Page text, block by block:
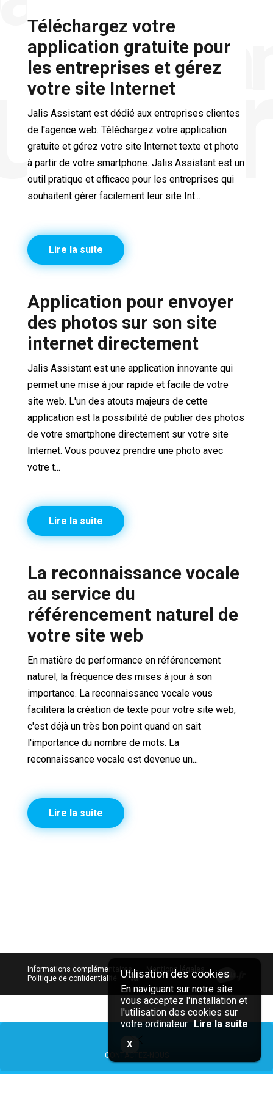
Téléchargez votre
application gratuite pour
les entreprises et gérez
votre site Internet
Jalis Assistant est dédié aux entreprises clientes
de l'agence web. Téléchargez votre application
gratuite et gérez votre site Internet texte et photo
à partir de votre smartphone. Jalis Assistant est un
outil pratique et efficace pour les entreprises qui
souhaitent gérer facilement leur site Int...
Lire la suite
Application pour envoyer
des photos sur son site
internet directement
Jalis Assistant est une application innovante qui
permet une mise à jour rapide et facile de votre
site web. L'un des atouts majeurs de cette
application est la possibilité de publier des photos
de votre smartphone directement sur votre site
Internet. Vous pouvez prendre une photo avec
votre t...
Lire la suite
La reconnaissance vocale
au service du
référencement naturel de
votre site web
En matière de performance en référencement
naturel, la fréquence des mises à jour à son
importance. La reconnaissance vocale vous
facilitera la création de texte pour votre site web,
c'est déjà un très bon point quand on sait
l'importance du nombre de mots. La
reconnaissance vocale est devenue un...
Lire la suite
CONTACTEZ-NOUS
Informations complémentaires
Mentions légales
Politique de confidentialité
En naviguant sur notre site
vous acceptez l'installation et
l'utilisation des cookies sur
votre ordinateur. Lire la suite
X